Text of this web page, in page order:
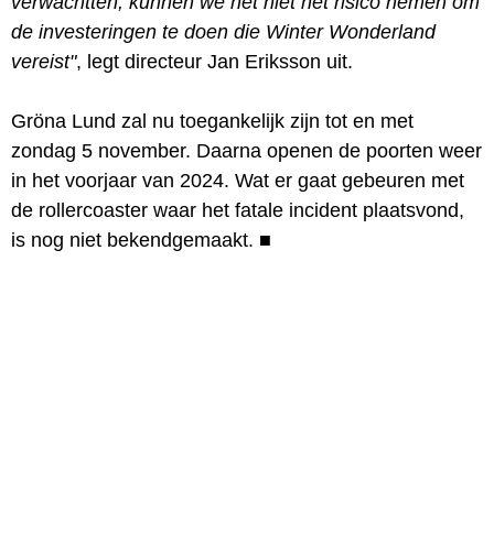
de investeringen te doen die Winter Wonderland
vereist", legt directeur Jan Eriksson uit.
Gröna Lund zal nu toegankelijk zijn tot en met
zondag 5 november. Daarna openen de poorten weer
in het voorjaar van 2024. Wat er gaat gebeuren met
de rollercoaster waar het fatale incident plaatsvond,
is nog niet bekendgemaakt. ■